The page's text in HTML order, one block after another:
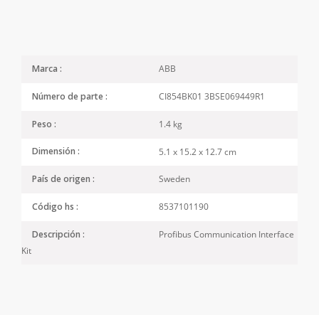
Marca : ABB
Número de parte : CI854BK01 3BSE069449R1
Peso : 1.4 kg
Dimensión : 5.1 x 15.2 x 12.7 cm
País de origen : Sweden
Código hs : 8537101190
Descripción :
Profibus Communication Interface
Kit